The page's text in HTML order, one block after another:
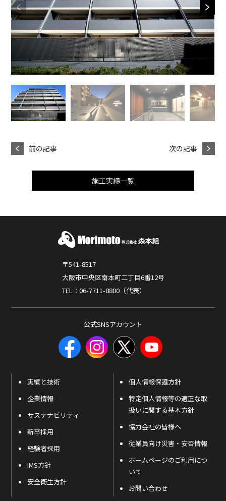
前の記事 次の記事
施工実績一覧
〒541-8517
大阪市中央区南本町二丁目6番12号
TEL：06-7711-8800（代表）
公式SNSアカウント
実績と技術
企業情報
サステナビリティ
新卒採用
経験者採用
IMS方針
安全衛生方針
個人情報保護方針
特定個人情報等の適正な取
扱いに関する基本方針
協力会社の皆様へ
従業員向け災害・安否情報
ホームページのご利用につ
いて
お問い合わせ